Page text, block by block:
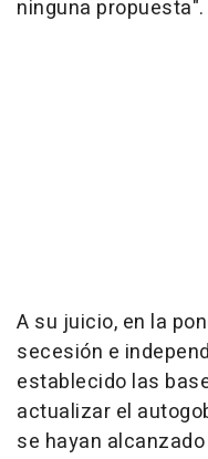
ninguna propuesta".
A su juicio, en la
secesión e
establecido las
actualizar el
se hayan